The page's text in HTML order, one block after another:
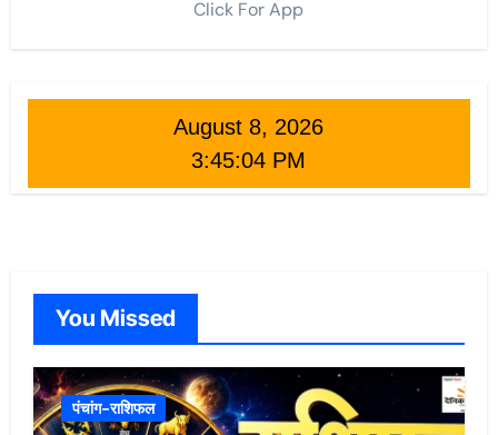
Click For App
August 8, 2026
3:45:05 PM
You Missed
पंचांग-राशिफल